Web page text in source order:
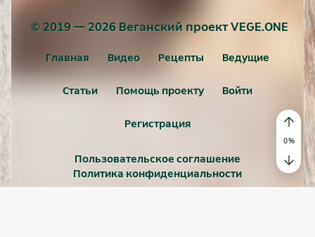
© 2019 — 2026 Веганский проект VEGE.ONE
Главная Видео Рецепты Ведущие
Статьи Помощь проекту Войти
Регистрация
Пользовательское соглашение
Политика конфиденциальности